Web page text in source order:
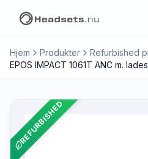
Hjem Produkter
Refurbished
EPOS IMPACT 1061T ANC m.
REFURBISHED